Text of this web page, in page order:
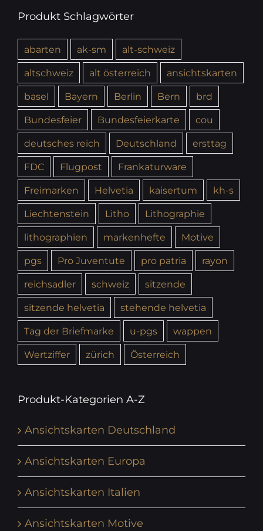
Produkt Schlagwörter
abarten ak-sm
alt-schweiz
altschweiz
alt österreich
ansichtskarten
basel
Bayern Berlin Bern
brd
Bundesfeier
Bundesfeierkarte
cou
deutsches reich
Deutschland
ersttag
FDC
Flugpost
Frankaturware
Freimarken
Helvetia kaisertum
kh-s
Liechtenstein
Litho
Lithographie
lithographien
markenhefte
Motive
pgs
Pro Juventute pro patria
rayon
reichsadler
schweiz
sitzende
sitzende helvetia
stehende helvetia
Tag der Briefmarke
u-pgs
wappen
Wertziffer
zürich Österreich
Produkt-Kategorien A-Z
Ansichtskarten Deutschland
Ansichtskarten Europa
Ansichtskarten Italien
Ansichtskarten Motive